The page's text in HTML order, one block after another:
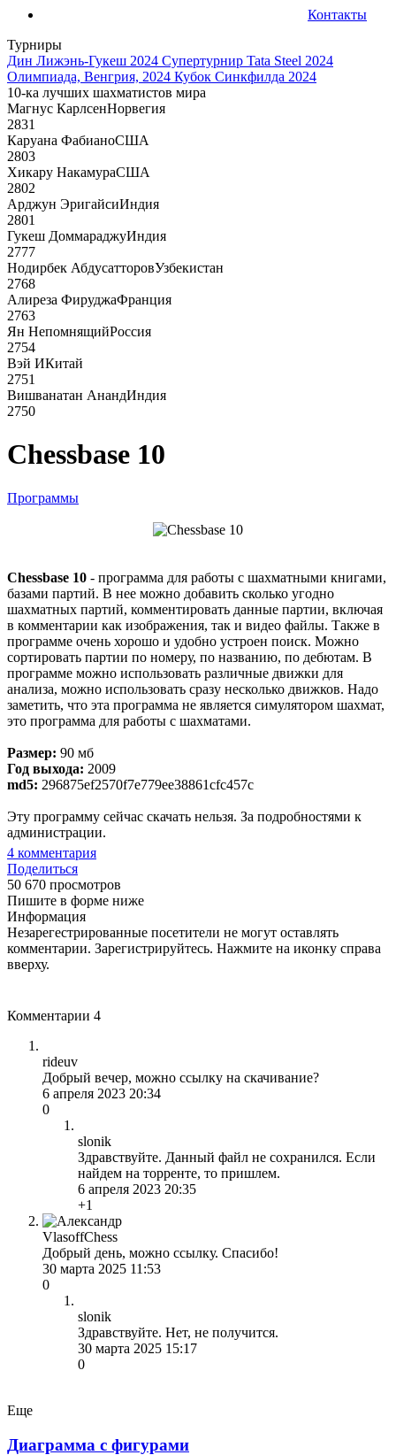
Контакты
Турниры
Дин Лижэнь-Гукеш 2024 Супертурнир Tata Steel 2024
Олимпиада, Венгрия, 2024 Кубок Синкфилда 2024
10-ка лучших шахматистов мира
Магнус КарлсенНорвегия
2831
Каруана ФабианоСША
2803
Хикару НакамураСША
2802
Арджун ЭригайсиИндия
2801
Гукеш ДоммараджуИндия
2777
Нодирбек АбдусатторовУзбекистан
2768
Алиреза ФируджаФранция
2763
Ян НепомнящийРоссия
2754
Вэй ИКитай
2751
Вишванатан АнандИндия
2750
Chessbase 10
Программы
Chessbase 10 - программа для работы с шахматными книгами,
базами партий. В нее можно добавить сколько угодно
шахматных партий, комментировать данные партии, включая
в комментарии как изображения, так и видео файлы. Также в
программе очень хорошо и удобно устроен поиск. Можно
сортировать партии по номеру, по названию, по дебютам. В
программе можно использовать различные движки для
анализа, можно использовать сразу несколько движков. Надо
заметить, что эта программа не является симулятором шахмат,
это программа для работы с шахматами.
Размер: 90 мб
Год выхода: 2009
md5: 296875ef2570f7e779ee38861cfc457c
Эту программу сейчас скачать нельзя. За подробностями к
администрации.
4 комментария
Поделиться
50 670 просмотров
Пишите в форме ниже
Информация
Незарегестрированные посетители не могут оставлять
комментарии. Зарегистрируйтесь. Нажмите на иконку справа
вверху.
Комментарии 4
rideuv
Добрый вечер, можно ссылку на скачивание?
6 апреля 2023 20:34
0
slonik
Здравствуйте. Данный файл не сохранился. Если
найдем на торренте, то пришлем.
6 апреля 2023 20:35
+1
VlasoffChess
Добрый день, можно ссылку. Спасибо!
30 марта 2025 11:53
0
slonik
Здравствуйте. Нет, не получится.
30 марта 2025 15:17
0
Еще
Диаграмма с фигурами